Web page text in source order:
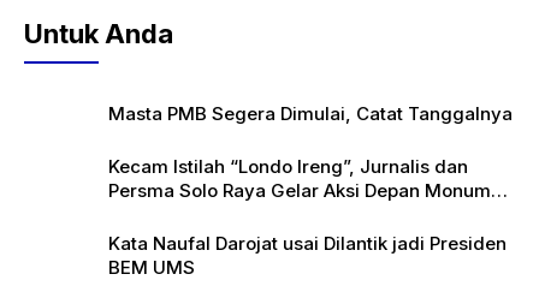
Untuk Anda
Masta PMB Segera Dimulai, Catat Tanggalnya
Kecam Istilah “Londo Ireng”, Jurnalis dan
Persma Solo Raya Gelar Aksi Depan Monumen
Kata Naufal Darojat usai Dilantik jadi Presiden
BEM UMS